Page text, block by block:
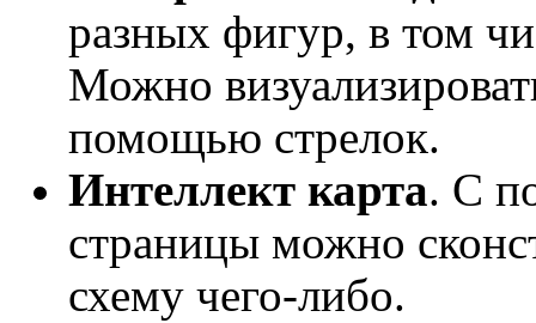
разных фигур, в том
Можно
помощью стрелок.
Интеллект карта. С
страницы можно
схему чего-либо.